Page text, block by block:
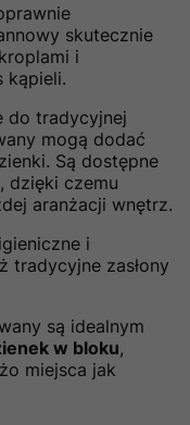
skutecznie
i
kąpieli.
do tradycyjnej
mogą dodać
Są dostępne
dzięki czemu
aranżacji wnętrz.
i
tradycyjne zasłony
są idealnym
w bloku,
miejsca jak